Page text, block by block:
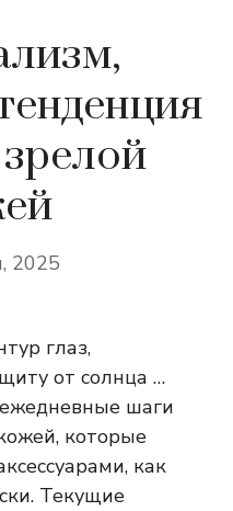
2025
глаз,
от солнца …
шаги
которые
как
Текущие